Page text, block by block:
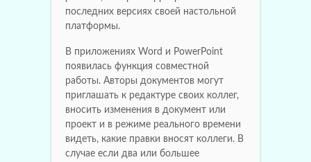
последних версиях своей настольной
платформы.
В приложениях Word и PowerPoint
появилась функция совместной
работы. Авторы документов могут
приглашать к редактуре своих коллег,
вносить изменения в документ или
проект и в режиме реального времени
видеть, какие правки вносят коллеги. В
случае если два или большее